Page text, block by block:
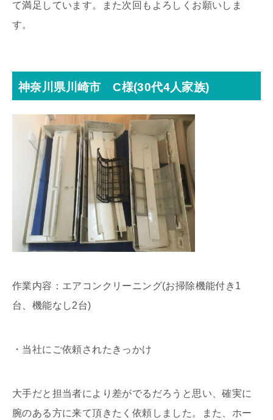
て満足しています。また次回もよろしくお願いしま
す。
神奈川県川崎市 C様(30代4人家族)
作業内容：エアコンクリーニング(お掃除機能付き1
台、機能なし2台)
・当社にご依頼されたきっかけ
大手だと担当者により差がでるだろうと思い、確実に
腕のある方に来て頂きたく依頼しました。また、ホー